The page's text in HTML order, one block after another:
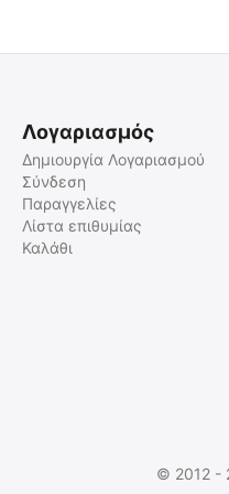
Γυαλιά Προστασίας
SP/PE/007
Λογαριασμός
Δημιουργία Λογαριασμού
Σύνδεση
Παραγγελίες
Λίστα επιθυμίας
Καλάθι
© 2012 -